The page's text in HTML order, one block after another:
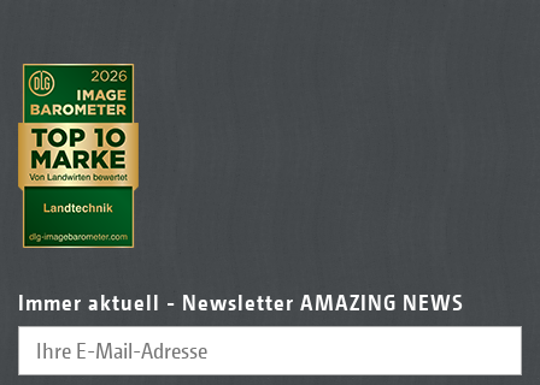
Immer aktuell - Newsletter AMAZING NEWS